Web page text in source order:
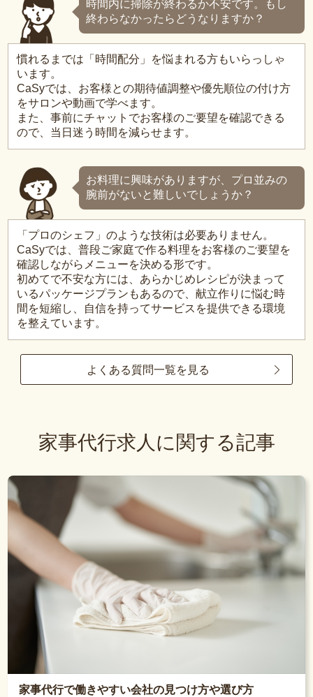
時間内に掃除が終わるか不安です。もし
終わらなかったらどうなりますか？
慣れるまでは「時間配分」を悩まれる方もいらっしゃ
います。
CaSyでは、お客様との期待値調整や優先順位の付け方
をサロンや動画で学べます。
また、事前にチャットでお客様のご要望を確認できる
ので、当日迷う時間を減らせます。
お料理に興味がありますが、プロ並みの
腕前がないと難しいでしょうか？
「プロのシェフ」のような技術は必要ありません。
CaSyでは、普段ご家庭で作る料理をお客様のご要望を
確認しながらメニューを決める形です。
初めてで不安な方には、あらかじめレシピが決まって
いるパッケージプランもあるので、献立作りに悩む時
間を短縮し、自信を持ってサービスを提供できる環境
を整えています。
よくある質問一覧を見る
家事代行求人に関する記事
家事代行で働きやすい会社の見つけ方や選び方